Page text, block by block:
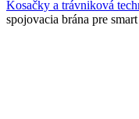
Kosačky a trávniková
spojovacia brána pre